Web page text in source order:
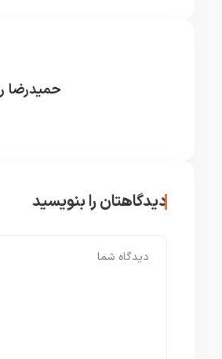
حمیدرضا
دیدگاهتان را بنویسید